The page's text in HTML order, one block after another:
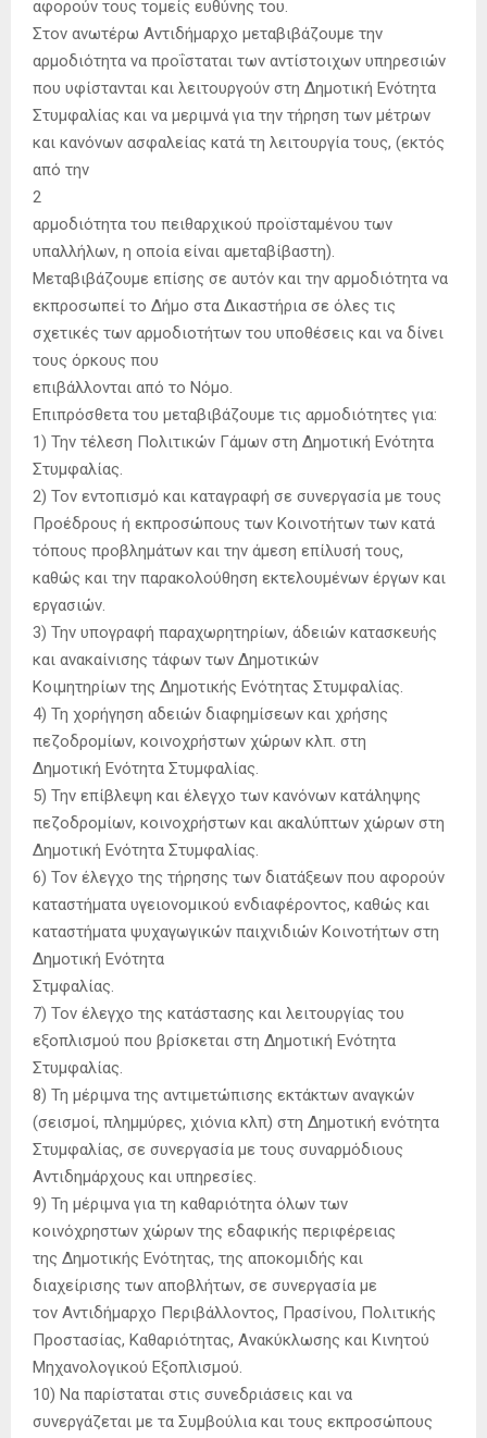
αφορούν τους τομείς ευθύνης του.
Στον ανωτέρω Αντιδήμαρχο μεταβιβάζουμε την
αρμοδιότητα να προΐσταται των αντίστοιχων υπηρεσιών
που υφίστανται και λειτουργούν στη Δημοτική Ενότητα
Στυμφαλίας και να μεριμνά για την τήρηση των μέτρων
και κανόνων ασφαλείας κατά τη λειτουργία τους, (εκτός
από την
2
αρμοδιότητα του πειθαρχικού προϊσταμένου των
υπαλλήλων, η οποία είναι αμεταβίβαστη).
Μεταβιβάζουμε επίσης σε αυτόν και την αρμοδιότητα να
εκπροσωπεί το Δήμο στα Δικαστήρια σε όλες τις
σχετικές των αρμοδιοτήτων του υποθέσεις και να δίνει
τους όρκους που
επιβάλλονται από το Νόμο.
Επιπρόσθετα του μεταβιβάζουμε τις αρμοδιότητες για:
1) Την τέλεση Πολιτικών Γάμων στη Δημοτική Ενότητα
Στυμφαλίας.
2) Τον εντοπισμό και καταγραφή σε συνεργασία με τους
Προέδρους ή εκπροσώπους των Κοινοτήτων των κατά
τόπους προβλημάτων και την άμεση επίλυσή τους,
καθώς και την παρακολούθηση εκτελουμένων έργων και
εργασιών.
3) Την υπογραφή παραχωρητηρίων, άδειών κατασκευής
και ανακαίνισης τάφων των Δημοτικών
Κοιμητηρίων της Δημοτικής Ενότητας Στυμφαλίας.
4) Τη χορήγηση αδειών διαφημίσεων και χρήσης
πεζοδρομίων, κοινοχρήστων χώρων κλπ. στη
Δημοτική Ενότητα Στυμφαλίας.
5) Την επίβλεψη και έλεγχο των κανόνων κατάληψης
πεζοδρομίων, κοινοχρήστων και ακαλύπτων χώρων στη
Δημοτική Ενότητα Στυμφαλίας.
6) Τον έλεγχο της τήρησης των διατάξεων που αφορούν
καταστήματα υγειονομικού ενδιαφέροντος, καθώς και
καταστήματα ψυχαγωγικών παιχνιδιών Κοινοτήτων στη
Δημοτική Ενότητα
Στμφαλίας.
7) Τον έλεγχο της κατάστασης και λειτουργίας του
εξοπλισμού που βρίσκεται στη Δημοτική Ενότητα
Στυμφαλίας.
8) Τη μέριμνα της αντιμετώπισης εκτάκτων αναγκών
(σεισμοί, πλημμύρες, χιόνια κλπ) στη Δημοτική ενότητα
Στυμφαλίας, σε συνεργασία με τους συναρμόδιους
Αντιδημάρχους και υπηρεσίες.
9) Τη μέριμνα για τη καθαριότητα όλων των
κοινόχρηστων χώρων της εδαφικής περιφέρειας
της Δημοτικής Ενότητας, της αποκομιδής και
διαχείρισης των αποβλήτων, σε συνεργασία με
τον Αντιδήμαρχο Περιβάλλοντος, Πρασίνου, Πολιτικής
Προστασίας, Καθαριότητας, Ανακύκλωσης και Κινητού
Μηχανολογικού Εξοπλισμού.
10) Να παρίσταται στις συνεδριάσεις και να
συνεργάζεται με τα Συμβούλια και τους εκπροσώπους